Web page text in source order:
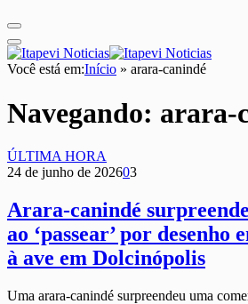
Você está em:Início » arara-canindé
Navegando: arara-
ÚLTIMA HORA
24 de junho de 202603
Arara-canindé
ao ‘passear’ por desenho
à ave em Dolcinópolis
Uma arara-canindé surpreendeu uma